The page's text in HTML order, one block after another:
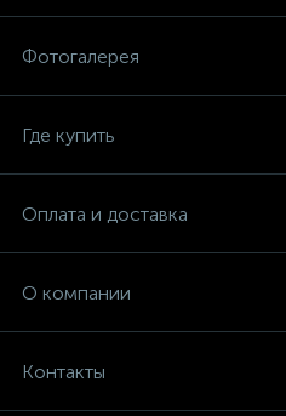
Фотогалерея
Где купить
Оплата и доставка
О компании
Контакты